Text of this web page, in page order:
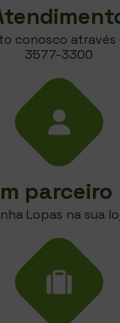
conosco através
3577-3300
parceiro
Lopas na sua